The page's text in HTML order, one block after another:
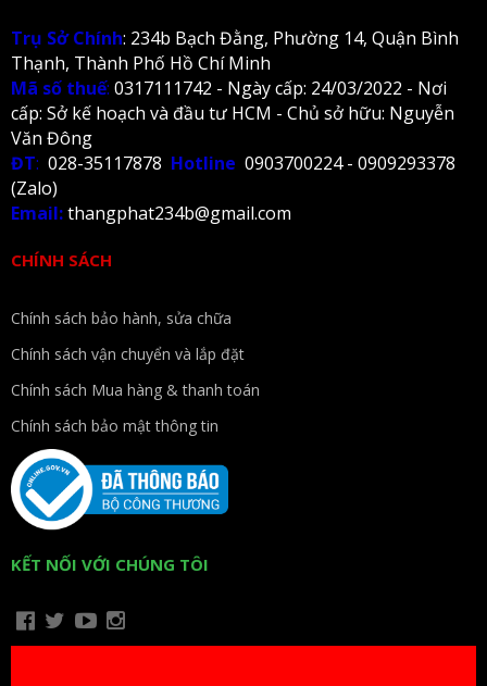
Trụ Sở Chính: 234b Bạch Đằng, Phường 14, Quận Bình
Thạnh, Thành Phố Hồ Chí Minh
Mã số thuế: 0317111742 - Ngày cấp: 24/03/2022 - Nơi
cấp: Sở kế hoạch và đầu tư HCM - Chủ sở hữu: Nguyễn
Văn Đông
ĐT: 028-35117878 Hotline 0903700224 - 0909293378
(Zalo)
Email:thangphat234b@gmail.com
CHÍNH SÁCH
Chính sách bảo hành, sửa chữa
Chính sách vận chuyển và lắp đặt
Chính sách Mua hàng & thanh toán
Chính sách bảo mật thông tin
KẾT NỐI VỚI CHÚNG TÔI